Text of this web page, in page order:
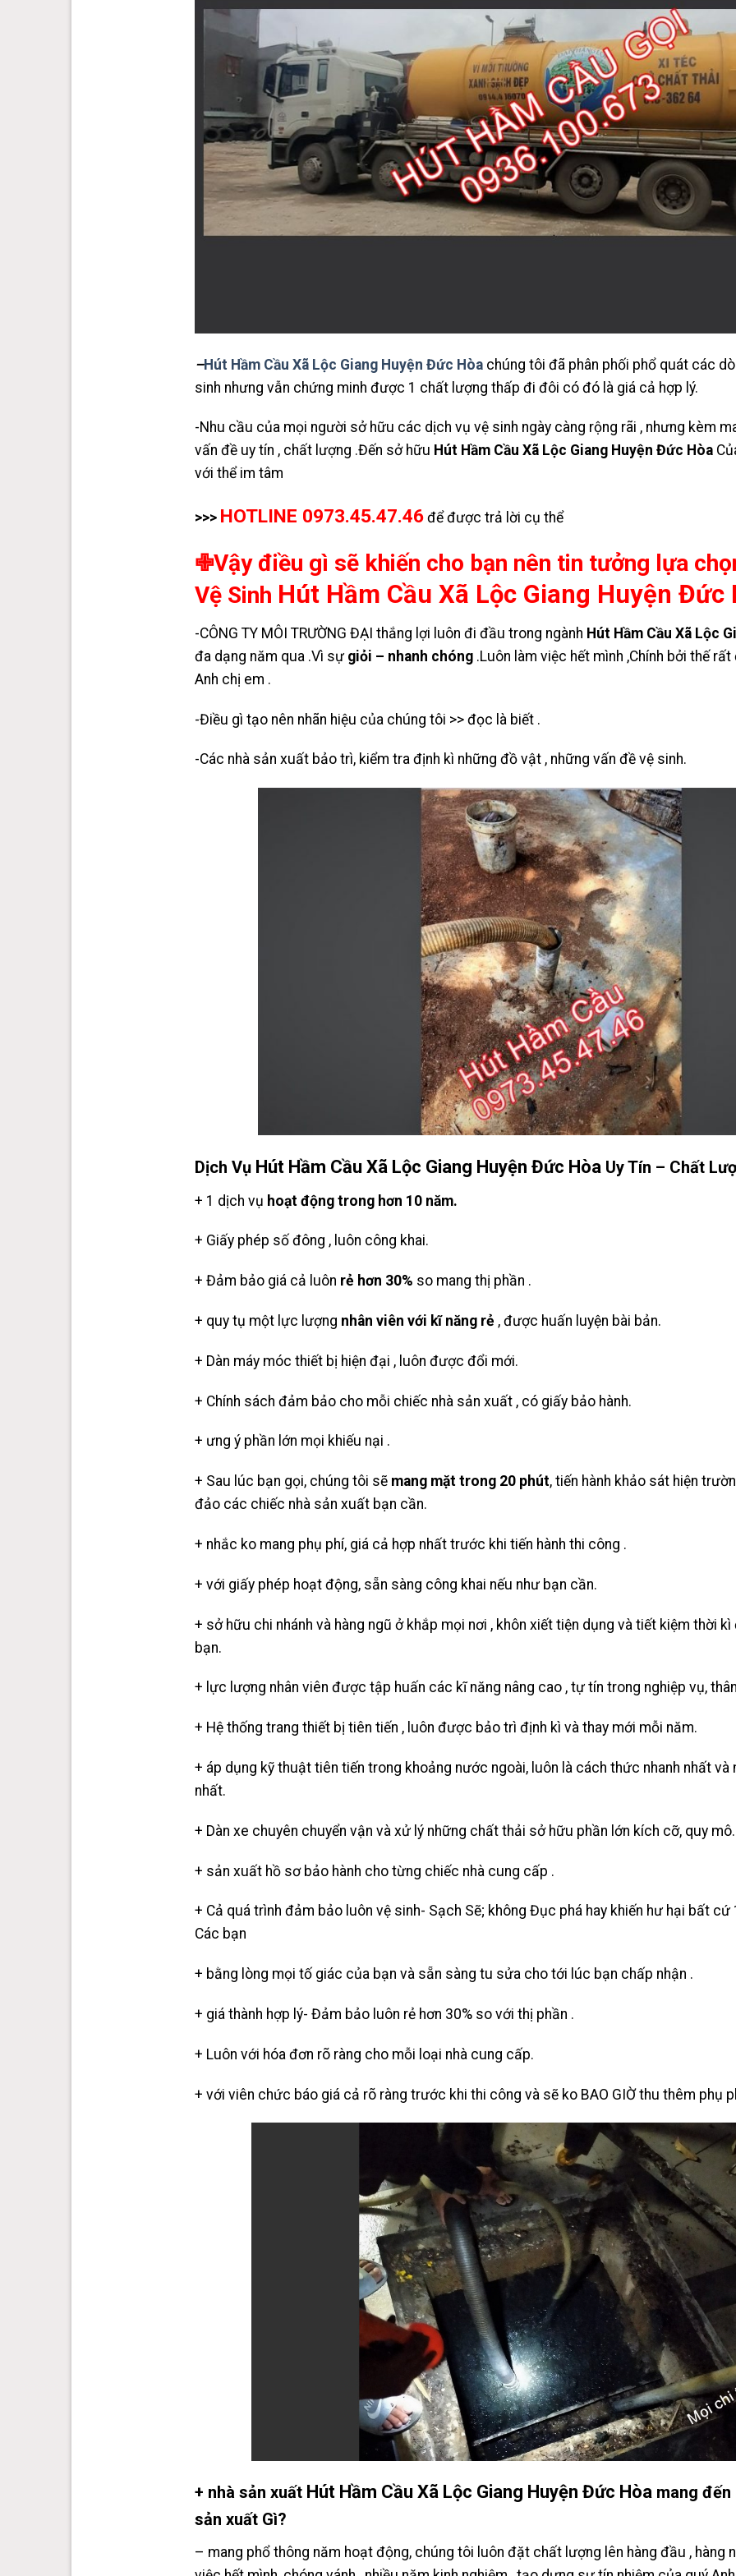
–Hút Hầm Cầu Xã Lộc Giang Huyện Đức Hòa chúng tôi đã phân phối phổ quát các
sinh nhưng vẫn chứng minh được 1 chất lượng thấp đi đôi có đó là giá cả hợp lý.
-Nhu cầu của mọi người sở hữu các dịch vụ vệ sinh ngày càng rộng rãi , nhưng kèm
vấn đề uy tín , chất lượng .Đến sở hữu Hút Hầm Cầu Xã Lộc Giang Huyện Đức Hòa
với thể im tâm
>>> HOTLINE 0973.45.47.46 để được trả lời cụ thể
✙Vậy điều gì sẽ khiến cho bạn nên tin tưởng lựa
Vệ Sinh Hút Hầm Cầu Xã Lộc Giang Huyện Đức
-CÔNG TY MÔI TRƯỜNG ĐẠI thắng lợi luôn đi đầu trong ngành Hút Hầm Cầu Xã Lộc
đa dạng năm qua .Vì sự giỏi – nhanh chóng .Luôn làm việc hết mình ,Chính bởi thế
Anh chị em .
-Điều gì tạo nên nhãn hiệu của chúng tôi >> đọc là biết .
-Các nhà sản xuất bảo trì, kiểm tra định kì những đồ vật , những vấn đề vệ sinh.
Dịch Vụ Hút Hầm Cầu Xã Lộc Giang Huyện Đức Hòa Uy Tín – Chất
+ 1 dịch vụ hoạt động trong hơn 10 năm.
+ Giấy phép số đông , luôn công khai.
+ Đảm bảo giá cả luôn rẻ hơn 30% so mang thị phần .
+ quy tụ một lực lượng nhân viên với kĩ năng rẻ , được huấn luyện bài bản.
+ Dàn máy móc thiết bị hiện đại , luôn được đổi mới.
+ Chính sách đảm bảo cho mỗi chiếc nhà sản xuất , có giấy bảo hành.
+ ưng ý phần lớn mọi khiếu nại .
+ Sau lúc bạn gọi, chúng tôi sẽ mang mặt trong 20 phút, tiến hành khảo sát hiện
đảo các chiếc nhà sản xuất bạn cần.
+ nhắc ko mang phụ phí, giá cả hợp nhất trước khi tiến hành thi công .
+ với giấy phép hoạt động, sẵn sàng công khai nếu như bạn cần.
+ sở hữu chi nhánh và hàng ngũ ở khắp mọi nơi , khôn xiết tiện dụng và tiết kiệm thời
bạn.
+ lực lượng nhân viên được tập huấn các kĩ năng nâng cao , tự tín trong nghiệp vụ,
+ Hệ thống trang thiết bị tiên tiến , luôn được bảo trì định kì và thay mới mỗi năm.
+ áp dụng kỹ thuật tiên tiến trong khoảng nước ngoài, luôn là cách thức nhanh nhất và
nhất.
+ Dàn xe chuyên chuyển vận và xử lý những chất thải sở hữu phần lớn kích cỡ, quy mô.
+ sản xuất hồ sơ bảo hành cho từng chiếc nhà cung cấp .
+ Cả quá trình đảm bảo luôn vệ sinh- Sạch Sẽ; không Đục phá hay khiến hư hại bất
Các bạn
+ bằng lòng mọi tố giác của bạn và sẵn sàng tu sửa cho tới lúc bạn chấp nhận .
+ giá thành hợp lý- Đảm bảo luôn rẻ hơn 30% so với thị phần .
+ Luôn với hóa đơn rõ ràng cho mỗi loại nhà cung cấp.
+ với viên chức báo giá cả rõ ràng trước khi thi công và sẽ ko BAO GIỜ thu thêm phụ
+ nhà sản xuất Hút Hầm Cầu Xã Lộc Giang Huyện Đức Hòa mang đến
sản xuất Gì?
– mang phổ thông năm hoạt động, chúng tôi luôn đặt chất lượng lên hàng đầu , hàng